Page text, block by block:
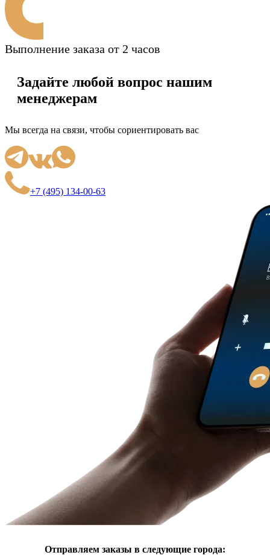
Выполнение заказа от 2 часов
Задайте любой вопрос нашим
менеджерам
Мы всегда на связи, чтобы сориентировать вас
+7 (495) 134-00-63
Отправляем заказы в следующие города: